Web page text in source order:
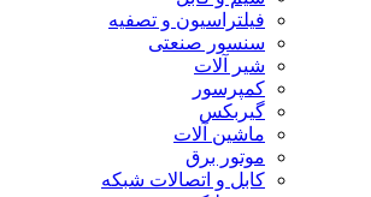
فیلتراسیون و تصفیه
سنسور صنعتی
شیر آلات
کمپرسور
گیربکس
ماشین آلات
موتور برق
کابل و اتصالات شبکه